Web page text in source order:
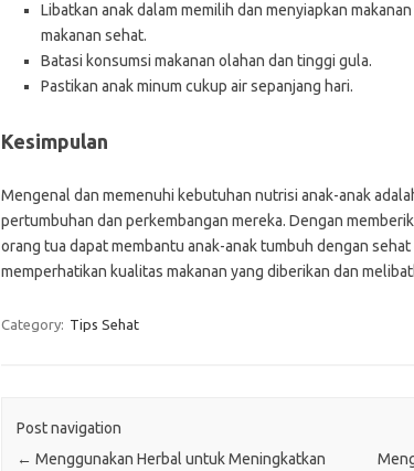
Libatkan anak dalam memilih dan menyiapkan
makanan sehat.
Batasi konsumsi makanan olahan dan tinggi gula.
Pastikan anak minum cukup air sepanjang hari.
Kesimpulan
Mengenal dan memenuhi kebutuhan nutrisi anak-anak
pertumbuhan dan perkembangan mereka. Dengan
orang tua dapat membantu anak-anak tumbuh dengan
memperhatikan kualitas makanan yang diberikan dan
Category: Tips Sehat
Post navigation
← Menggunakan Herbal untuk Meningkatkan